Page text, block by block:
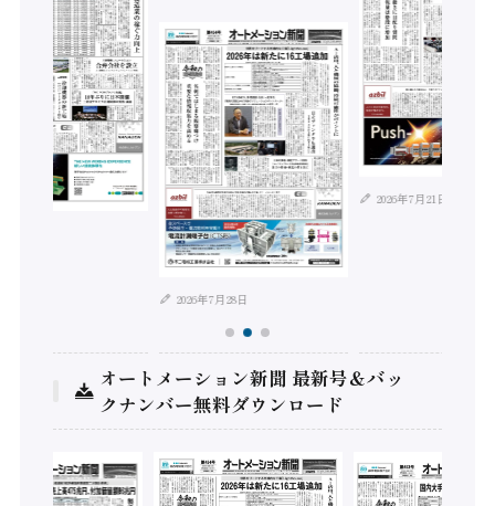
2026年7月28日
2026年7月21日
オートメーション新聞 最新号＆バッ
クナンバー無料ダウンロード